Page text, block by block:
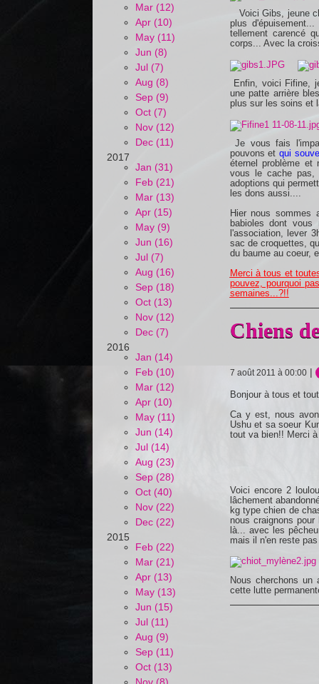
Mar (12)
Apr (10)
May (11)
Jun (8)
Jul (7)
Aug (8)
Sep (9)
Oct (7)
Nov (12)
Dec (11)
2017
Jan (31)
Feb (21)
Mar (13)
Apr (15)
May (9)
Jun (16)
Jul (7)
Aug (16)
Sep (18)
Oct (13)
Nov (12)
Dec (7)
2016
Jan (14)
Feb (10)
Mar (12)
Apr (10)
May (11)
Jun (14)
Jul (14)
Aug (23)
Sep (28)
Oct (40)
Nov (22)
Dec (22)
2015
Feb (22)
Mar (21)
Apr (13)
May (13)
Jun (15)
Jul (11)
Aug (9)
Sep (11)
Oct (13)
Nov (8)
Voici Gibs, jeune
plus
tellement carencé
corps... Avec la
Enfin, voici Fifine,
une patte arrière
plus sur les soins et
Je vous fais
pouvons etqui
éternel problème et
vous le cache
adoptions qui
les dons aussi....
Hier nous sommes
babioles dont
l'association, lever
sac de croquettes,
du baume au coeur,
Merci à tous et
pouvez, pourquoi
semaines...?!!
Chiens
7 août 2011 à 00:00|
Bonjour à tous et
Ca y est, nous
Ushu et sa soeur
tout va bien!! Merci
Voici encore 2
lâchement
kg type chien de
nous craignons
là... avec les
mais il n'en reste
Nous cherchons
cette lutte